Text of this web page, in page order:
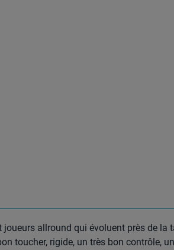
joueurs allround qui évoluent près de la
toucher, rigide, un très bon contrôle,